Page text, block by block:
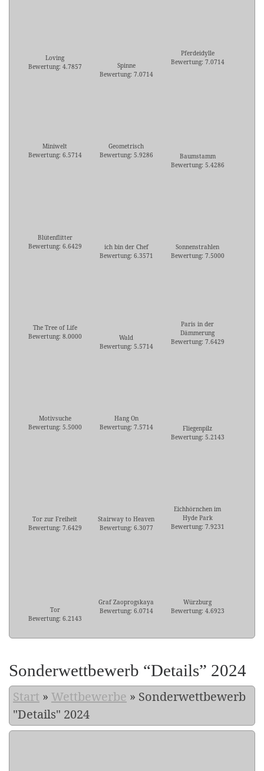
Loving
Bewertung: 4.7857
Spinne
Bewertung: 7.0714
Pferdeidylle
Bewertung: 7.0714
Miniwelt
Bewertung: 6.5714
Geometrisch
Bewertung: 5.9286
Baumstamm
Bewertung: 5.4286
Blütenflitter
Bewertung: 6.6429
ich bin der Chef
Bewertung: 6.3571
Sonnenstrahlen
Bewertung: 7.5000
The Tree of Life
Bewertung: 8.0000
Wald
Bewertung: 5.5714
Paris in der
Dämmerung
Bewertung: 7.6429
Motivsuche
Bewertung: 5.5000
Hang On
Bewertung: 7.5714
Fliegenpilz
Bewertung: 5.2143
Tor zur Freiheit
Bewertung: 7.6429
Stairway to Heaven
Bewertung: 6.3077
Eichhörnchen im
Hyde Park
Bewertung: 7.9231
Tor
Bewertung: 6.2143
Graf Zaoprogskaya
Bewertung: 6.0714
Würzburg
Bewertung: 4.6923
Sonderwettbewerb “Details” 2024
Start » Wettbewerbe » Sonderwettbewerb
"Details" 2024